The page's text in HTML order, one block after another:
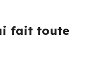
fait toute